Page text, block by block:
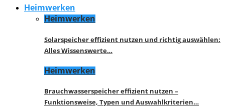
Heimwerken
Heimwerken
Solarspeicher effizient nutzen und richtig auswählen:
Alles Wissenswerte…
Heimwerken
Brauchwasserspeicher effizient nutzen –
Funktionsweise, Typen und Auswahlkriterien…